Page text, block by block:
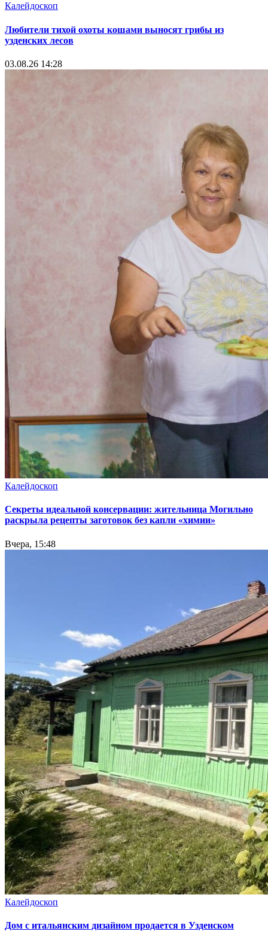
Калейдоскоп
Любители тихой охоты кошами выносят грибы из
узденских лесов
03.08.26 14:28
Калейдоскоп
Секреты идеальной консервации: жительница Могильно
раскрыла рецепты заготовок без капли «химии»
Вчера, 15:48
Калейдоскоп
Дом с итальянским дизайном продается в Узденском